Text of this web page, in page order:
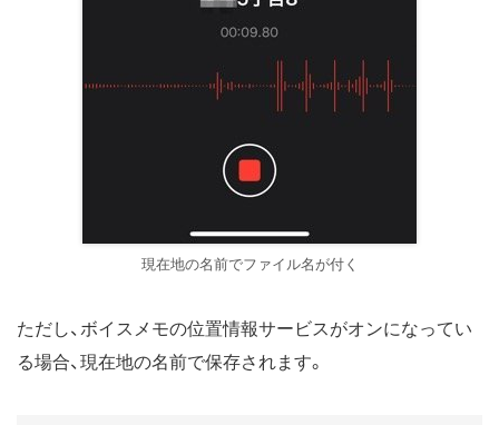
現在地の名前でファイル名が付く
ただし、ボイスメモの位置情報サービスがオンになってい
る場合、現在地の名前で保存されます。